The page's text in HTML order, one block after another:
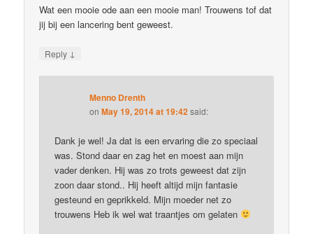
Wat een mooie ode aan een mooie man! Trouwens tof dat
jij bij een lancering bent geweest.
Reply ↓
Menno Drenth
onMay 19, 2014 at 19:42said:
Dank je wel! Ja dat is een ervaring die zo speciaal
was. Stond daar en zag het en moest aan mijn
vader denken. Hij was zo trots geweest dat zijn
zoon daar stond.. Hij heeft altijd mijn fantasie
gesteund en geprikkeld. Mijn moeder net zo
trouwens Heb ik wel wat traantjes om gelaten